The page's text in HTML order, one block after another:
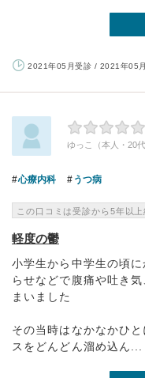
2021年05月受診 / 2021年05
ゆっこ（本人・20
心療内科 うつ病
この口コミは受診から5年以上
軽度の鬱
小学生から中学生の頃
らせなどで腹痛や吐き
まいました
その当時はなかなかひ
スをどんどん溜め込ん...